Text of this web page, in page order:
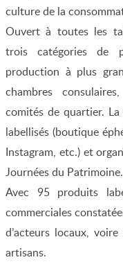
culture de la
Ouvert à toutes les
trois catégories de
production à plus
chambres
comités de quartier.
labellisés (boutique
Instagram, etc.) et
Journées du Patrimoine.
Avec 95 produits
commerciales
d’acteurs locaux,
artisans.